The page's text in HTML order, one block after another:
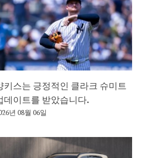
키스는 긍정적인 클라크 슈미트
데이트를 받았습니다.
년 08월 06일